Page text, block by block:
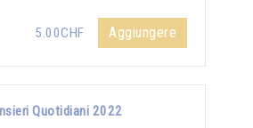
5.00CHF
Aggiungere
Quotidiani 2022